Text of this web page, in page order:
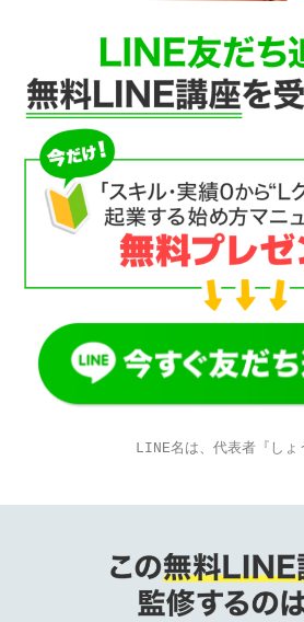
LINE名は、代表者『しょ